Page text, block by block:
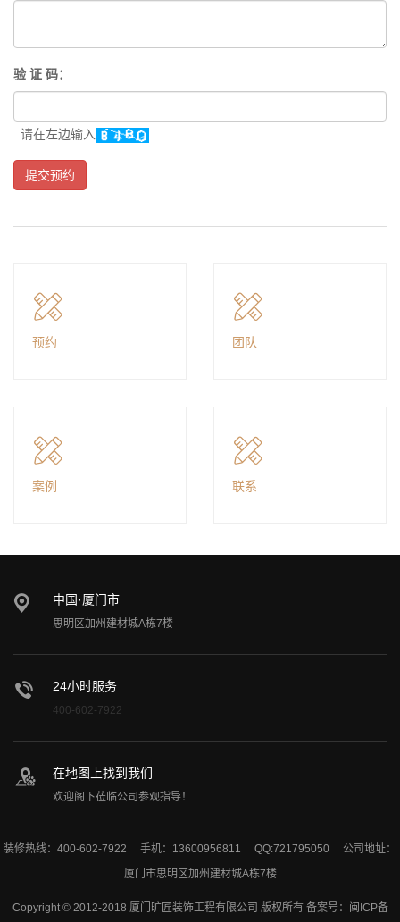
验 证 码：
请在左边输入
预约 团队
案例 联系
中国·厦门市
思明区加州建材城A栋7楼
24小时服务
400-602-7922
在地图上找到我们
欢迎阁下莅临公司参观指导！
装修热线：400-602-7922 手机：13600956811 QQ:721795050 公司地址：
厦门市思明区加州建材城A栋7楼
Copyright © 2012-2018 厦门旷匠装饰工程有限公司 版权所有 备案号： 闽ICP备